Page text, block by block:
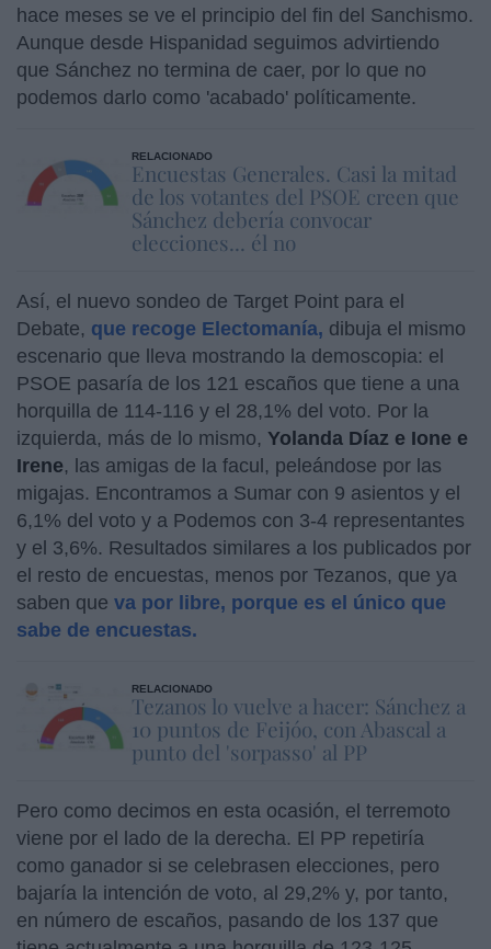
hace meses se ve el principio del fin del Sanchismo.
Aunque desde Hispanidad seguimos advirtiendo
que Sánchez no termina de caer, por lo que no
podemos darlo como 'acabado' políticamente.
RELACIONADO
Encuestas Generales. Casi la mitad
de los votantes del PSOE creen que
Sánchez debería convocar
elecciones... él no
Así, el nuevo sondeo de Target Point para el
Debate, que recoge Electomanía, dibuja el mismo
escenario que lleva mostrando la demoscopia: el
PSOE pasaría de los 121 escaños que tiene a una
horquilla de 114-116 y el 28,1% del voto. Por la
izquierda, más de lo mismo, Yolanda Díaz e Ione e
Irene, las amigas de la facul, peleándose por las
migajas. Encontramos a Sumar con 9 asientos y el
6,1% del voto y a Podemos con 3-4 representantes
y el 3,6%. Resultados similares a los publicados por
el resto de encuestas, menos por Tezanos, que ya
saben que va por libre, porque es el único que
sabe de encuestas.
RELACIONADO
Tezanos lo vuelve a hacer: Sánchez a
10 puntos de Feijóo, con Abascal a
punto del 'sorpasso' al PP
Pero como decimos en esta ocasión, el terremoto
viene por el lado de la derecha. El PP repetiría
como ganador si se celebrasen elecciones, pero
bajaría la intención de voto, al 29,2% y, por tanto,
en número de escaños, pasando de los 137 que